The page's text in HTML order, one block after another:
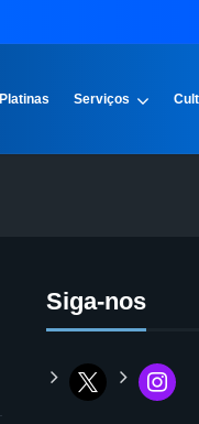
Platinas Serviços
Siga-nos